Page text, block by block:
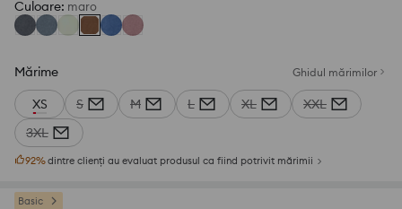
Culoare: maro
Mărime Ghidul mărimilor
XS S M L XL
XXL
3XL
92%dintre clienți au evaluat produsul ca fiind potrivit mărimii
Basic